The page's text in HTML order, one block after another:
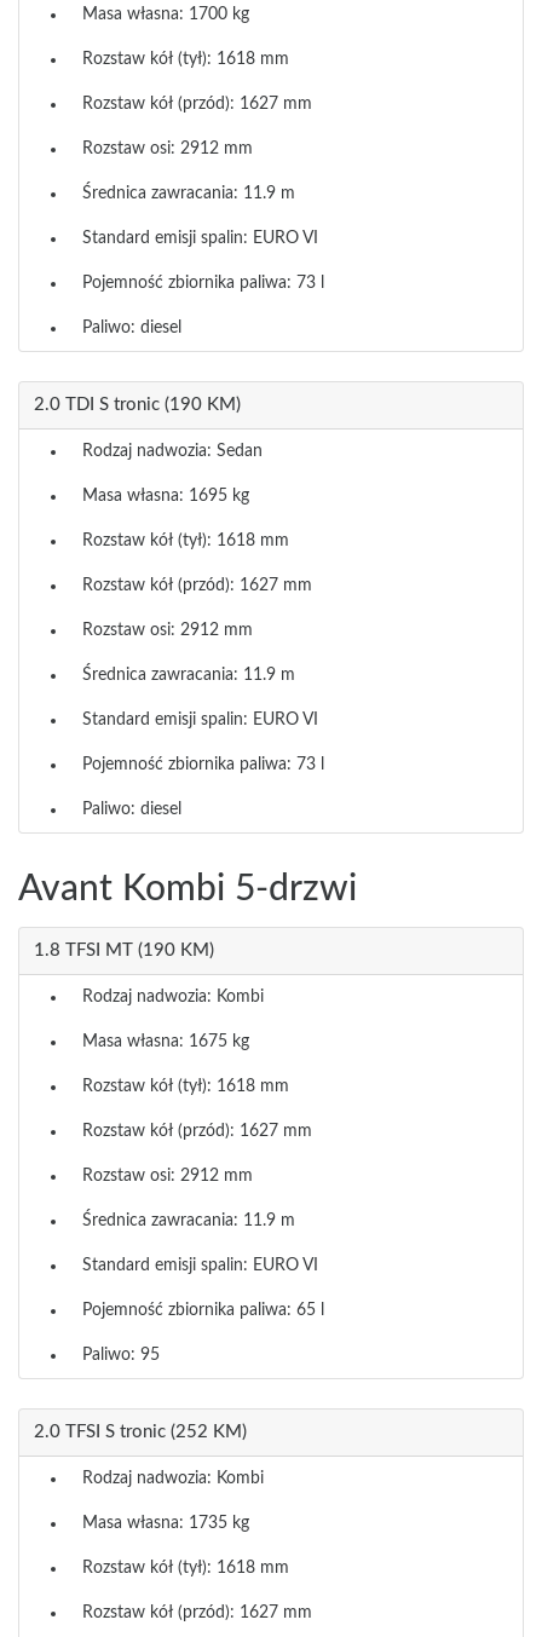
Masa własna: 1700 kg
Rozstaw kół (tył): 1618 mm
Rozstaw kół (przód): 1627 mm
Rozstaw osi: 2912 mm
Średnica zawracania: 11.9 m
Standard emisji spalin: EURO VI
Pojemność zbiornika paliwa: 73 l
Paliwo: diesel
2.0 TDI S tronic (190 KM)
Rodzaj nadwozia: Sedan
Masa własna: 1695 kg
Rozstaw kół (tył): 1618 mm
Rozstaw kół (przód): 1627 mm
Rozstaw osi: 2912 mm
Średnica zawracania: 11.9 m
Standard emisji spalin: EURO VI
Pojemność zbiornika paliwa: 73 l
Paliwo: diesel
Avant Kombi 5-drzwi
1.8 TFSI MT (190 KM)
Rodzaj nadwozia: Kombi
Masa własna: 1675 kg
Rozstaw kół (tył): 1618 mm
Rozstaw kół (przód): 1627 mm
Rozstaw osi: 2912 mm
Średnica zawracania: 11.9 m
Standard emisji spalin: EURO VI
Pojemność zbiornika paliwa: 65 l
Paliwo: 95
2.0 TFSI S tronic (252 KM)
Rodzaj nadwozia: Kombi
Masa własna: 1735 kg
Rozstaw kół (tył): 1618 mm
Rozstaw kół (przód): 1627 mm